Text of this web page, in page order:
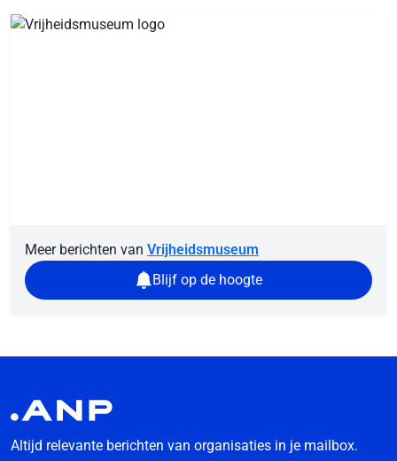
Meer berichten van Vrijheidsmuseum
Blijf op de hoogte
Altijd relevante berichten van organisaties in je mailbox.